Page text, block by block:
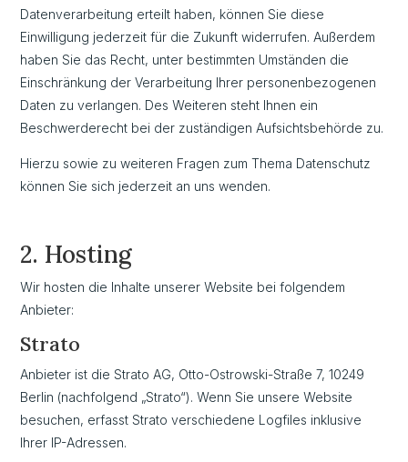
Datenverarbeitung erteilt haben, können Sie diese
Einwilligung jederzeit für die Zukunft widerrufen. Außerdem
haben Sie das Recht, unter bestimmten Umständen die
Einschränkung der Verarbeitung Ihrer personenbezogenen
Daten zu verlangen. Des Weiteren steht Ihnen ein
Beschwerderecht bei der zuständigen Aufsichtsbehörde zu.
Hierzu sowie zu weiteren Fragen zum Thema Datenschutz
können Sie sich jederzeit an uns wenden.
2. Hosting
Wir hosten die Inhalte unserer Website bei folgendem
Anbieter:
Strato
Anbieter ist die Strato AG, Otto-Ostrowski-Straße 7, 10249
Berlin (nachfolgend „Strato“). Wenn Sie unsere Website
besuchen, erfasst Strato verschiedene Logfiles inklusive
Ihrer IP-Adressen.